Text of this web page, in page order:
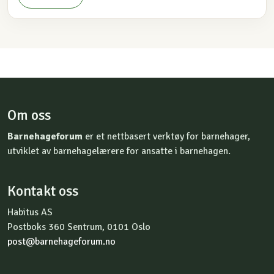
Om oss
Barnehageforum er et nettbasert verktøy for barnehager,
utviklet av barnehagelærere for ansatte i barnehagen.
Kontakt oss
Habitus AS
Postboks 360 Sentrum, 0101 Oslo
post@barnehageforum.no